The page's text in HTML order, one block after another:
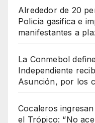
Alrededor de 20
Policía gasifica e
manifestantes a
La Conmebol
Independiente
Asunción, por los
Cocaleros
el Trópico: “No